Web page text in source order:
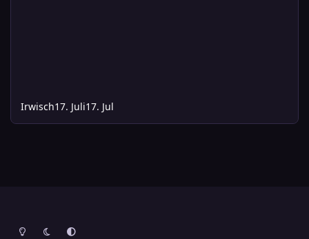
Irwisch17. Juli17. Jul
Heller ModusDunkler ModusSystemeinstellung